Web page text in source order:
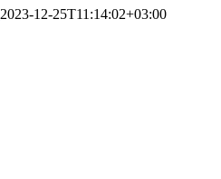
2023-12-25T11:14:02+03:00